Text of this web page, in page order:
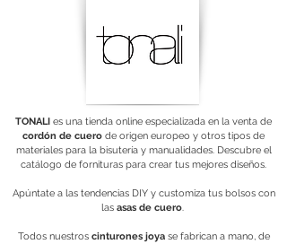
TONALI es una tienda online especializada en la venta de
cordón de cuero de origen europeo y otros tipos de
materiales para la bisutería y manualidades. Descubre el
catálogo de fornituras para crear tus mejores diseños.
Apúntate a las tendencias DIY y customiza tus bolsos con
lasasas de cuero.
Todos nuestros cinturones joyase fabrican a mano, de